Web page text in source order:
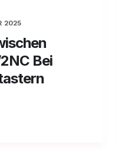
2025
Bei